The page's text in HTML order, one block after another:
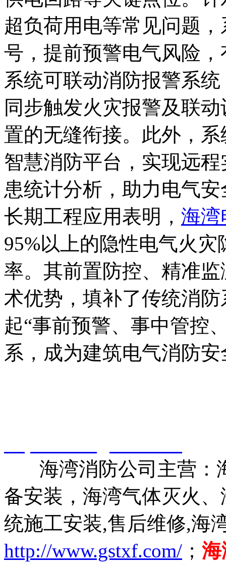
超负荷用电等常见问题
号，提前预警电气风险
系统可联动消防报警系
同步触发火灾报警及联
置的无缝衔接。此外，
智慧消防平台，实现远
患统计分析，助力电气
长期工程应用表明， 海湾
95%以上的隐性电气火
率。其前置防控、精准
术优势，填补了传统消
起“事前预警、事中管控
系，成为建筑电气消防
海湾消防公司主营：
备安装，海湾气体灭火
统施工安装,售后维修,海
http://www.gstxf.com/ ； 海